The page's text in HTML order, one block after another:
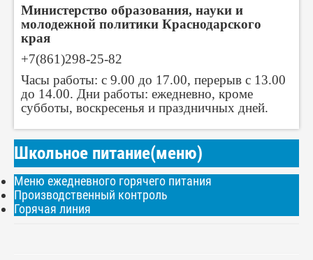
Министерство образования, науки и
молодежной политики Краснодарского
края
+7(861)298-25-82
Часы работы: с 9.00 до 17.00, перерыв с 13.00
до 14.00. Дни работы: ежедневно, кроме
субботы, воскресенья и праздничных дней.
Школьное питание(меню)
Меню ежедневного горячего питания
Производственный контроль
Горячая линия